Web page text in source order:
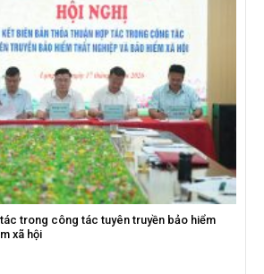
trong công tác tuyên truyền bảo hiểm
xã hội